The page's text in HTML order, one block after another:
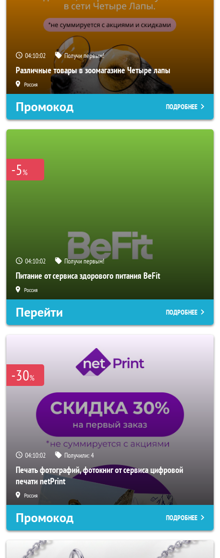
04:10:00 Получи первым!
Различные товары в зоомагазине Четыре лапы
Россия
Промокод ПОДРОБНЕЕ
-5%
04:10:00 Получи первым!
Питание от сервиса здорового питания BeFit
Россия
Перейти ПОДРОБНЕЕ
-30%
04:10:00 Получили:4
Печать фотографий, фотокниг от сервиса цифровой
печати netPrint
Россия
Промокод ПОДРОБНЕЕ